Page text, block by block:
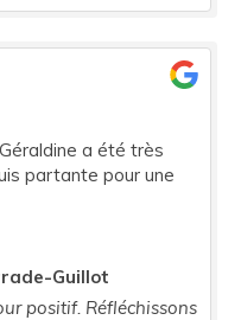
a été très
partante pour une
Guillot
positif. Réfléchissons